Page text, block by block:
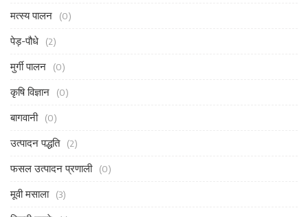
मत्स्य पालन (0)
पेड़-पौधे (2)
मुर्गी पालन (0)
कृषि विज्ञान (0)
बागवानी (0)
उत्पादन पद्धति (2)
फसल उत्पादन प्रणाली (0)
मूवी मसाला (3)